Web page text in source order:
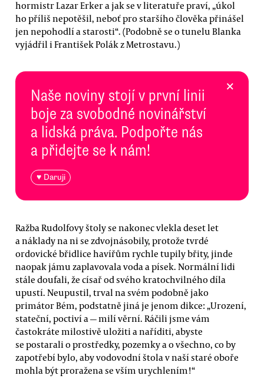
hormistr Lazar Erker a jak se v literatuře praví, „úkol
ho příliš nepotěšil, neboť pro staršího člověka přinášel
jen nepohodlí a starosti“. (Podobně se o tunelu Blanka
vyjádřil i František Polák z Metrostavu.)
Naše noviny stojí v první linii
boje za svobodné novinářství
a lidská práva. Podpořte nás
a přidejte se k nám!
♥ Daruji
×
Ražba Rudolfovy štoly se nakonec vlekla deset let
a náklady na ni se zdvojnásobily, protože tvrdé
ordovické břidlice havířům rychle tupily břity, jinde
naopak jámu zaplavovala voda a písek. Normální lidi
stále doufali, že císař od svého kratochvilného díla
upustí. Neupustil, trval na svém podobně jako
primátor Bém, podstatně jiná je jenom dikce: „Urození,
stateční, poctiví a — milí věrní. Ráčili jsme vám
častokráte milostivě uložiti a naříditi, abyste
se postarali o prostředky, pozemky a o všechno, co by
zapotřebí bylo, aby vodovodní štola v naší staré oboře
mohla být proražena se vším urychlením!“